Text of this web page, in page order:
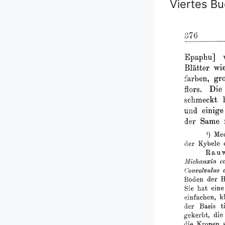
Viertes